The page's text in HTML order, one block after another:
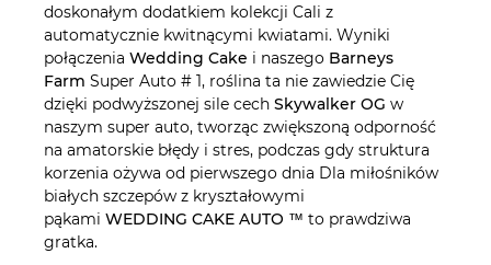
doskonałym dodatkiem kolekcji Cali z
automatycznie kwitnącymi kwiatami. Wyniki
połączenia Wedding Cake i naszego Barneys
Farm Super Auto # 1, roślina ta nie zawiedzie Cię
dzięki podwyższonej sile cech Skywalker OG w
naszym super auto, tworząc zwiększoną odporność
na amatorskie błędy i stres, podczas gdy struktura
korzenia ożywa od pierwszego dnia Dla miłośników
białych szczepów z kryształowymi
pąkami WEDDING CAKE AUTO ™ to prawdziwa
gratka.